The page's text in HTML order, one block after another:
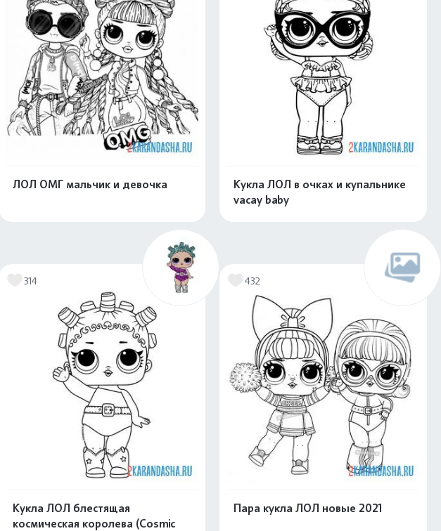
ЛОЛ ОМГ мальчик и девочка
Кукла ЛОЛ в очках и купальнике
vacay baby
314
Кукла ЛОЛ блестящая
космическая королева (Cosmic
432
Пара кукла ЛОЛ новые 2021